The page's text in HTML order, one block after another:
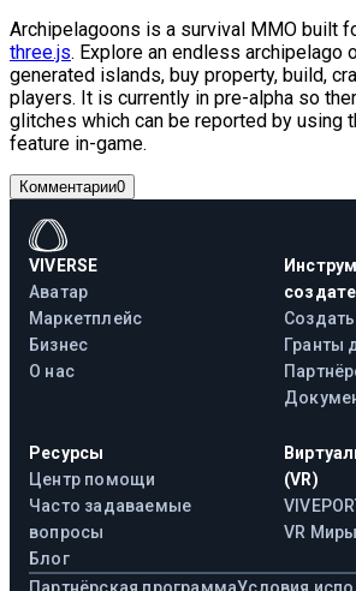
Archipelagoons is a survival MMO built
three.js. Explore an endless archipelago
generated islands, buy property, build,
players. It is currently in pre-alpha so
glitches which can be reported by using
feature in-game.
Комментарии0
VIVERSE
Аватар
Маркетплейс
Бизнес
О нас
Создать
Гранты
Ресурсы
Центр помощи
Часто задаваемые
вопросы
Блог
(VR)
VR Миры
Партнёрская программаУсловия